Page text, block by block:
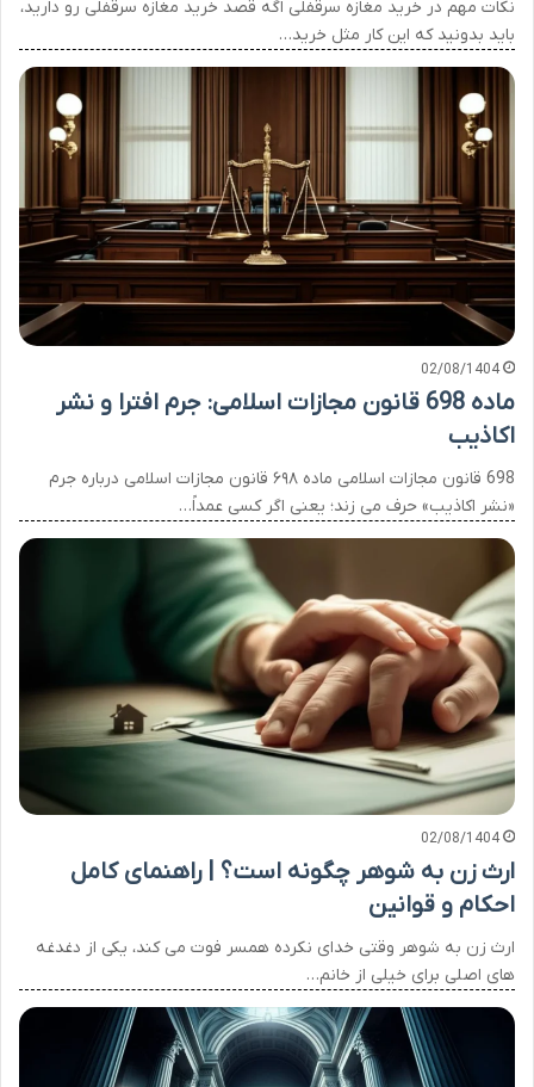
نکات مهم در خرید مغازه سرقفلی اگه قصد خرید مغازه سرقفلی رو دارید،
باید بدونید که این کار مثل خرید…
02/08/1404
ماده 698 قانون مجازات اسلامی: جرم افترا و نشر
اکاذیب
698 قانون مجازات اسلامی ماده ۶۹۸ قانون مجازات اسلامی درباره جرم
«نشر اکاذیب» حرف می زند؛ یعنی اگر کسی عمداً…
02/08/1404
ارث زن به شوهر چگونه است؟ | راهنمای کامل
احکام و قوانین
ارث زن به شوهر وقتی خدای نکرده همسر فوت می کند، یکی از دغدغه
های اصلی برای خیلی از خانم…